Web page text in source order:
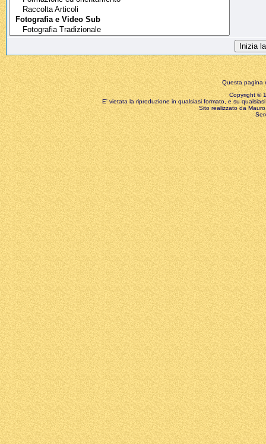
Questa pagina
Copyright ©
E' vietata la riproduzione in qualsiasi formato, e su
Sito realizzato da